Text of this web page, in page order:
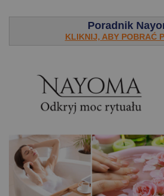
Poradnik
KLIKNIJ, ABY POBRAĆ